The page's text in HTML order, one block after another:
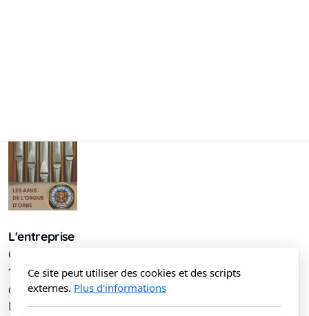
L'entreprise
Chemin de la Dame 1
1350 Orbe
CH
Menu principal
Ce site peut utiliser des cookies et des scripts
externes. Plus d'informations